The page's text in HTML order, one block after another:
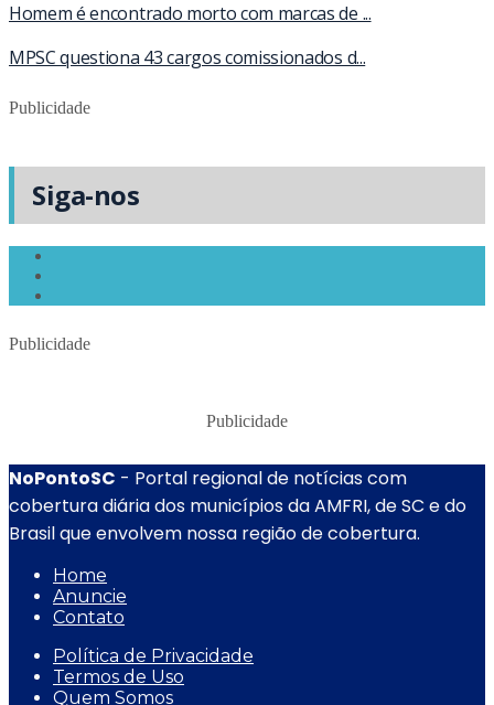
Homem é encontrado morto com marcas de ...
MPSC questiona 43 cargos comissionados d...
Publicidade
Siga-nos
Publicidade
Publicidade
NoPontoSC - Portal regional de notícias com
cobertura diária dos municípios da AMFRI, de SC e do
Brasil que envolvem nossa região de cobertura.
Home
Anuncie
Contato
Política de Privacidade
Termos de Uso
Quem Somos